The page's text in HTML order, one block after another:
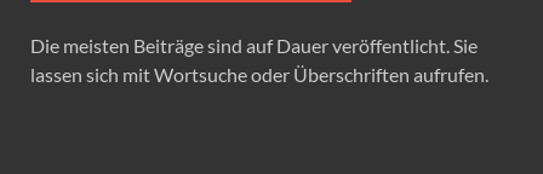
Die meisten Beiträge sind auf Dauer veröffentlicht. Sie
lassen sich mit Wortsuche oder Überschriften aufrufen.